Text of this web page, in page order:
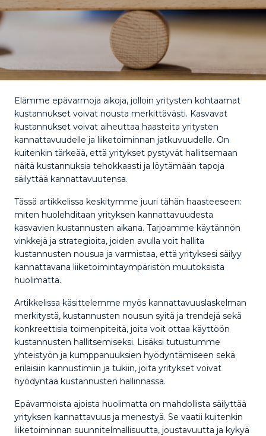
Elämme epävarmoja aikoja, jolloin yritysten kohtaamat
kustannukset voivat nousta merkittävästi. Kasvavat
kustannukset voivat aiheuttaa haasteita yritysten
kannattavuudelle ja liiketoiminnan jatkuvuudelle. On
kuitenkin tärkeää, että yritykset pystyvät hallitsemaan
näitä kustannuksia tehokkaasti ja löytämään tapoja
säilyttää kannattavuutensa.
Tässä artikkelissa keskitymme juuri tähän haasteeseen:
miten huolehditaan yrityksen kannattavuudesta
kasvavien kustannusten aikana. Tarjoamme käytännön
vinkkejä ja strategioita, joiden avulla voit hallita
kustannusten nousua ja varmistaa, että yrityksesi säilyy
kannattavana liiketoimintaympäristön muutoksista
huolimatta.
Artikkelissa käsittelemme myös kannattavuuslaskelman
merkitystä, kustannusten nousun syitä ja trendejä sekä
konkreettisia toimenpiteitä, joita voit ottaa käyttöön
kustannusten hallitsemiseksi. Lisäksi tutustumme
yhteistyön ja kumppanuuksien hyödyntämiseen sekä
erilaisiin kannustimiin ja tukiin, joita yritykset voivat
hyödyntää kustannusten hallinnassa.
Epävarmoista ajoista huolimatta on mahdollista säilyttää
yrityksen kannattavuus ja menestyä. Se vaatii kuitenkin
liiketoiminnan suunnitelmallisuutta, joustavuutta ja kykyä